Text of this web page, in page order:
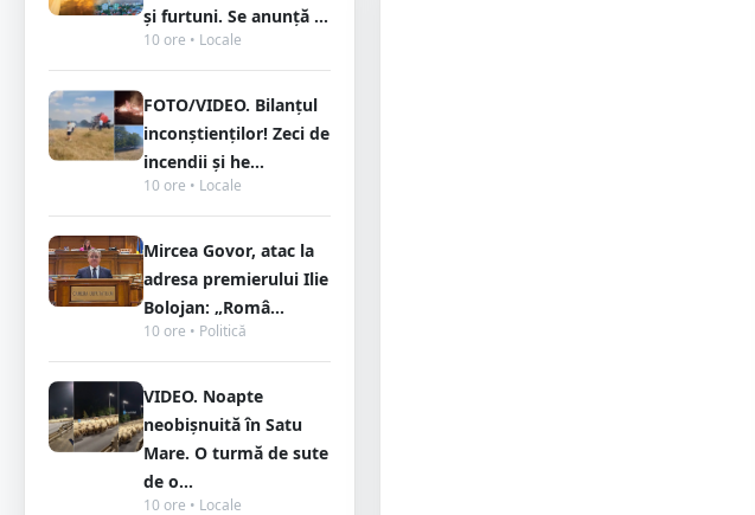
și furtuni. Se anunță ...
10 ore • Locale
FOTO/VIDEO. Bilanțul
inconștienților! Zeci de
incendii și he...
10 ore • Locale
Mircea Govor, atac la
adresa premierului Ilie
Bolojan: „Româ...
10 ore • Politică
VIDEO. Noapte
neobișnuită în Satu
Mare. O turmă de sute
de o...
10 ore • Locale